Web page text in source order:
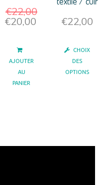
€22,00
€20,00
AJOUTER
AU
PANIER
€22,00
CHOIX
DES
OPTIONS